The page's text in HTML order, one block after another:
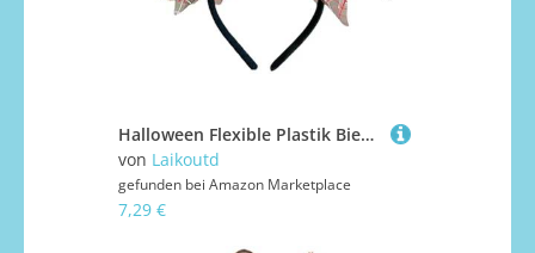
Halloween Flexible Plastik Biegbare Stirnbänder Für Kreative Kostümzubehör Kinder Erwachsene Party Frisur Dekoration Leichtes Plastikhaarschmuck
von Laikoutd
gefunden bei Amazon Marketplace
7,29 €